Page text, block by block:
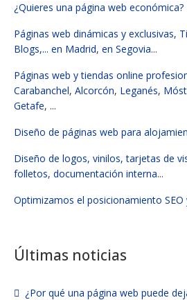
¿Quieres una página web económica?
Páginas web dinámicas y exclusivas,
Blogs,... en Madrid, en Segovia...
Páginas web y tiendas online
Carabanchel, Alcorcón, Leganés,
Getafe, ...
Diseño de páginas web para
Diseño de logos, vinilos, tarjetas de
folletos, documentación interna...
Optimizamos el posicionamiento SEO
Últimas noticias
¿Por qué una página web puede